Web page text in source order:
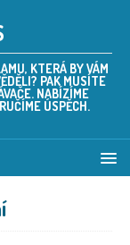
KTERÁ BY VÁM
PAK MUSÍTE
NABÍZÍME
ÚSPĚCH.